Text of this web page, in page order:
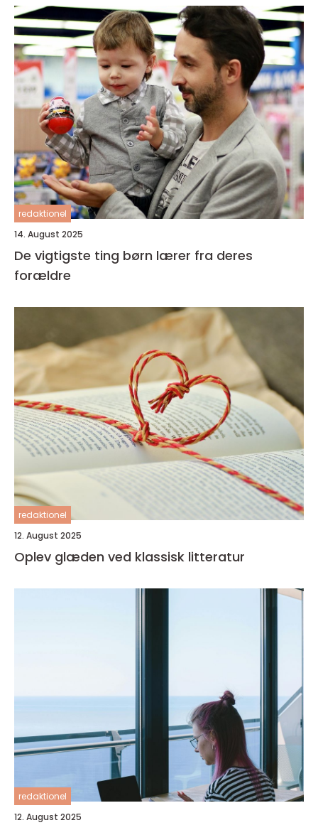
redaktionel
14. August 2025
De vigtigste ting børn lærer fra deres
forældre
redaktionel
12. August 2025
Oplev glæden ved klassisk litteratur
redaktionel
12. August 2025